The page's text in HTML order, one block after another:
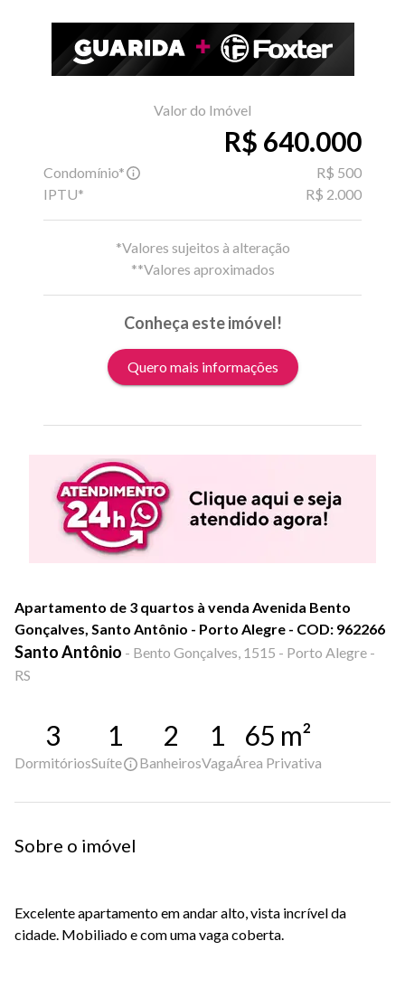
Valor do Imóvel
R$ 640.000
Condomínio*
R$ 500
IPTU*
R$ 2.000
*Valores sujeitos à alteração
**Valores aproximados
Conheça este imóvel!
Quero mais informações
Apartamento de 3 quartos à venda Avenida Bento
Gonçalves, Santo Antônio - Porto Alegre - COD: 962266
Santo Antônio - Bento Gonçalves, 1515 - Porto Alegre -
RS
3
Dormitórios
1
Suíte
2
Banheiros
1
Vaga
65 m²
Área Privativa
Sobre o imóvel
Excelente apartamento em andar alto, vista incrível da
cidade. Mobiliado e com uma vaga coberta.